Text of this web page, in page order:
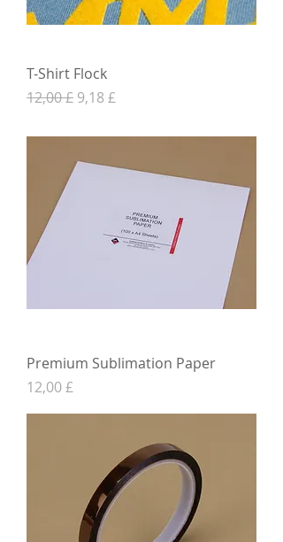
T-Shirt Flock
Normaali hinta
12,00 £ Alehinta
9,18 £
Premium Sublimation Paper
Hinta
12,00 £